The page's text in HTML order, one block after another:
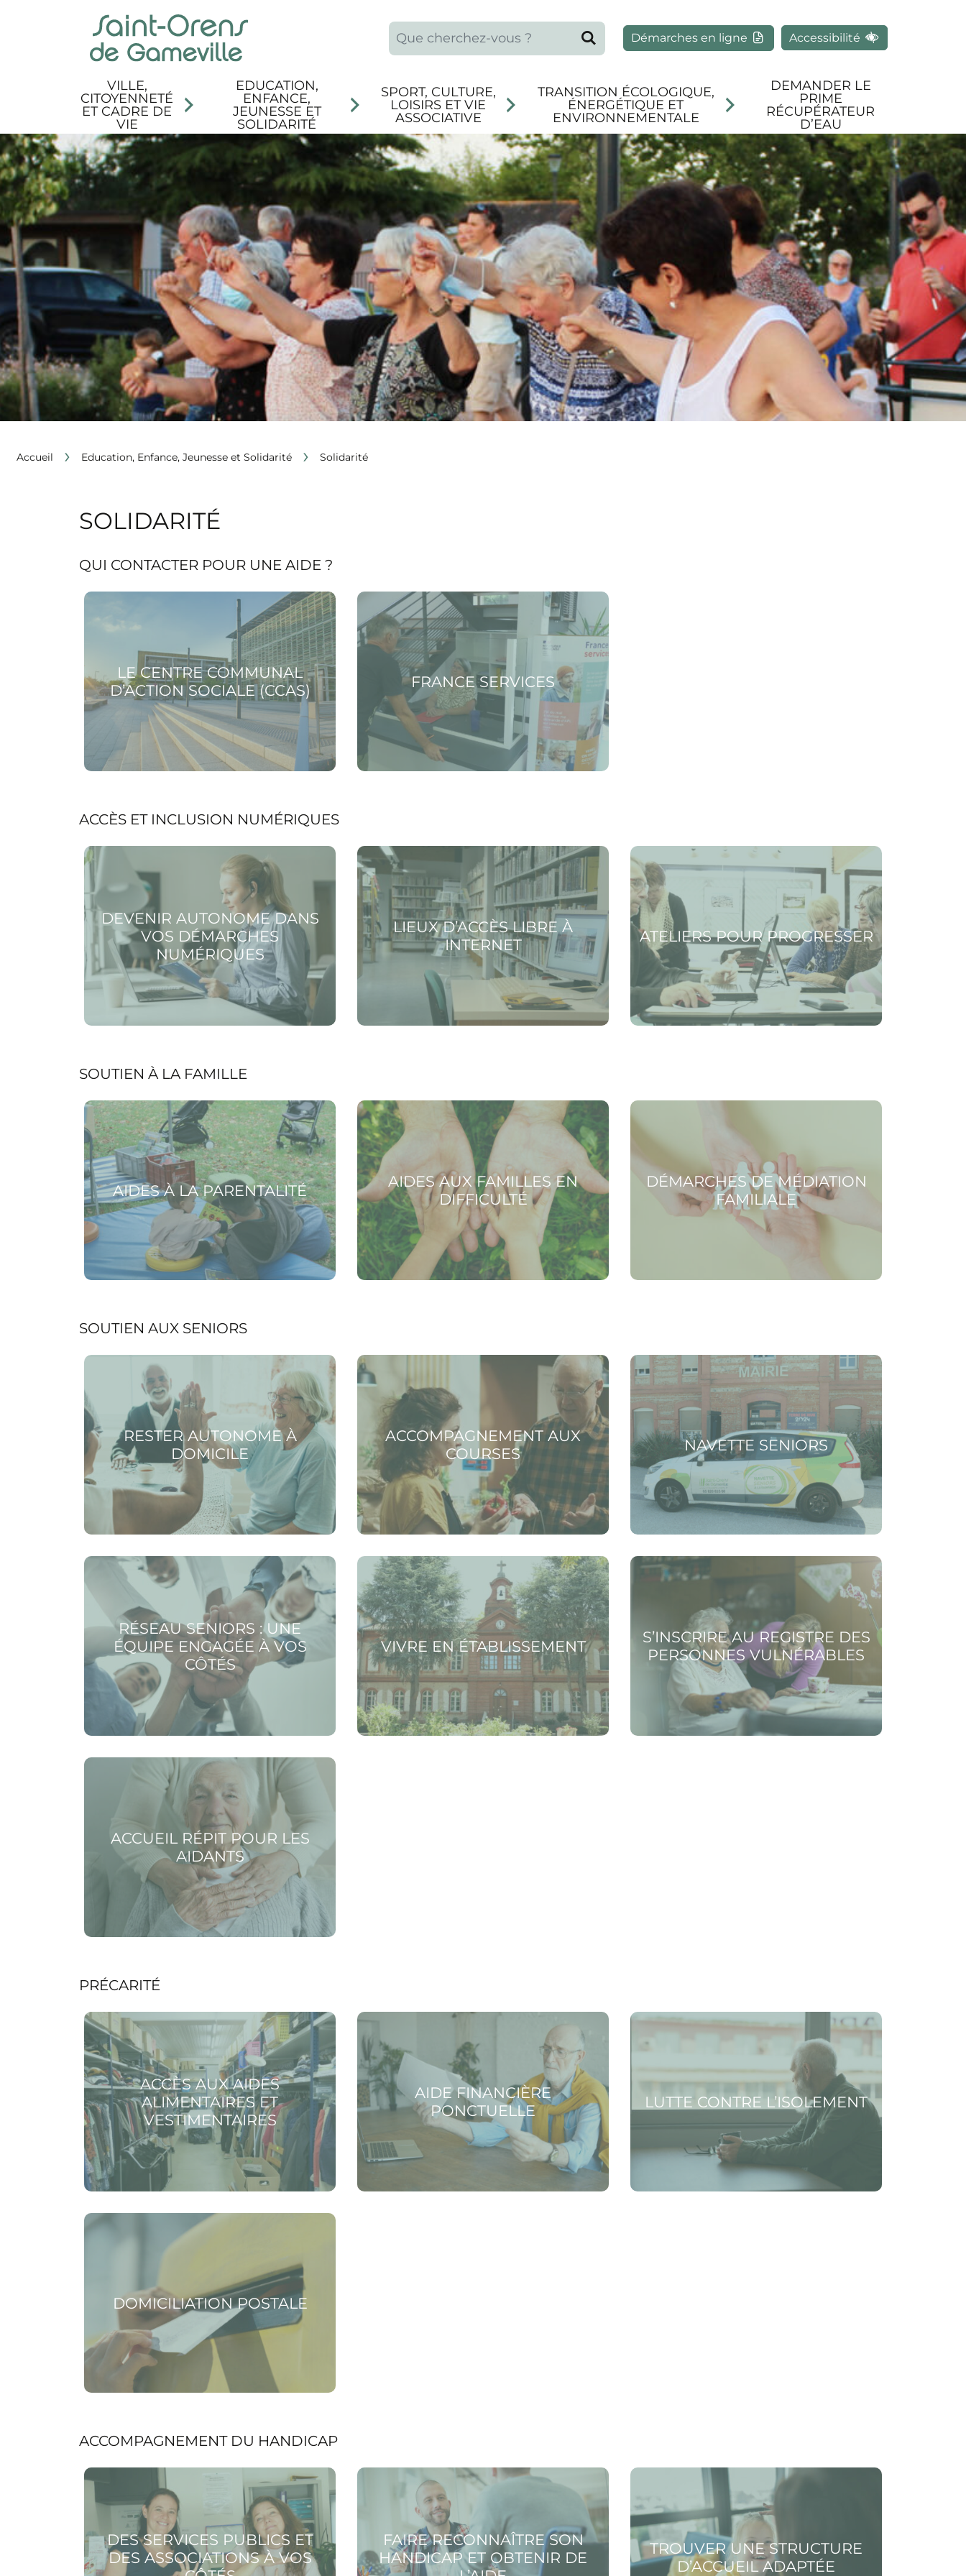
Que recherchez-vous ?
Rechercher
Démarches en ligne Accessibilité
VILLE,
CITOYENNETÉ
ET CADRE DE
VIE
EDUCATION,
ENFANCE,
JEUNESSE ET
SOLIDARITÉ
SPORT, CULTURE,
LOISIRS ET VIE
ASSOCIATIVE
TRANSITION ÉCOLOGIQUE,
ÉNERGÉTIQUE ET
ENVIRONNEMENTALE
DEMANDER LE
PRIME
RÉCUPÉRATEUR
D’EAU
Accueil › Education, Enfance, Jeunesse et Solidarité › Solidarité
SOLIDARITÉ
QUI CONTACTER POUR UNE AIDE ?
LE CENTRE COMMUNAL
D’ACTION SOCIALE (CCAS)
Voir la page Le Centre Communal d’Action
Sociale (CCAS)
FRANCE SERVICES
Voir la page France Services
ACCÈS ET INCLUSION NUMÉRIQUES
DEVENIR AUTONOME DANS
VOS DÉMARCHES
NUMÉRIQUES
Voir la page Devenir autonome dans vos
démarches numériques
LIEUX D’ACCÈS LIBRE À
INTERNET
Voir la page Lieux d’accès libre à internet
ATELIERS POUR PROGRESSER
Voir la page Ateliers pour progresser
SOUTIEN À LA FAMILLE
AIDES À LA PARENTALITÉ
Voir la page Aides à la parentalité
AIDES AUX FAMILLES EN
DIFFICULTÉ
Voir la page Aides aux familles en difficulté
DÉMARCHES DE MÉDIATION
FAMILIALE
Voir la page Démarches de médiation familiale
SOUTIEN AUX SENIORS
RESTER AUTONOME À
DOMICILE
Voir la page Rester autonome à domicile
ACCOMPAGNEMENT AUX
COURSES
Voir la page Accompagnement aux courses
NAVETTE SENIORS
Voir la page Navette seniors
RÉSEAU SENIORS : UNE
ÉQUIPE ENGAGÉE À VOS
CÔTÉS
Voir la page Réseau seniors : une équipe
engagée à vos côtés
VIVRE EN ÉTABLISSEMENT
Voir la page Vivre en établissement
S’INSCRIRE AU REGISTRE DES
PERSONNES VULNÉRABLES
Voir la page S’inscrire au registre des personnes
vulnérables
ACCUEIL RÉPIT POUR LES
AIDANTS
Voir la page Accueil répit pour les aidants
PRÉCARITÉ
ACCÈS AUX AIDES
ALIMENTAIRES ET
VESTIMENTAIRES
Voir la page Accès aux aides alimentaires et
vestimentaires
AIDE FINANCIÈRE
PONCTUELLE
Voir la page Aide financière ponctuelle
LUTTE CONTRE L’ISOLEMENT
Voir la page Lutte contre l’isolement
DOMICILIATION POSTALE
Voir la page Domiciliation postale
ACCOMPAGNEMENT DU HANDICAP
DES SERVICES PUBLICS ET
DES ASSOCIATIONS À VOS
Voir la page Des services publics et des
associations à vos côtés
FAIRE RECONNAÎTRE SON
HANDICAP ET OBTENIR DE
Voir la page Faire reconnaître son handicap et
obtenir de l’aide
TROUVER UNE STRUCTURE
D’ACCUEIL ADAPTÉE
Voir la page Trouver une structure d’accueil